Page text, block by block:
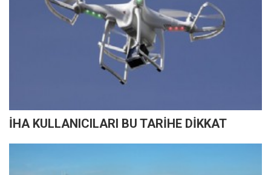
İHA KULLANICILARI BU TARİHE DİKKAT